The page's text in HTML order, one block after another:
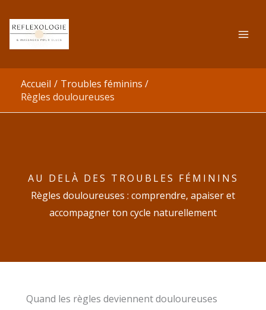
contenu
Accueil
Troubles féminins
Règles douloureuses
AU DELÀ DES TROUBLES FÉMININS
Règles douloureuses : comprendre, apaiser et
accompagner ton cycle naturellement
Quand les règles deviennent douloureuses